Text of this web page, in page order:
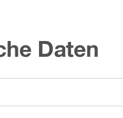
Daten